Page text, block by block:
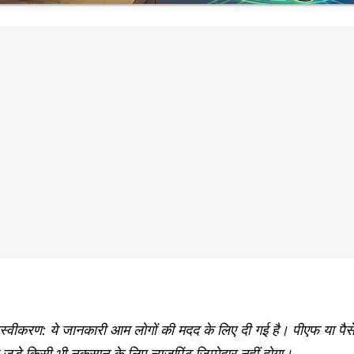
ये जानकारी आम लोगों की मदद के लिए दी गई है। पीएफ या पैसे